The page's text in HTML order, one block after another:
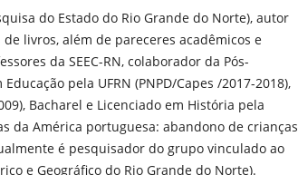
do Estado do Rio Grande do Norte), autor
livros, além de pareceres acadêmicos e
da SEEC-RN, colaborador da Pós-
pela UFRN (PNPD/Capes /2017-2018),
Bacharel e Licenciado em História pela
da América portuguesa: abandono de crianças
é pesquisador do grupo vinculado ao
e Geográfico do Rio Grande do Norte).